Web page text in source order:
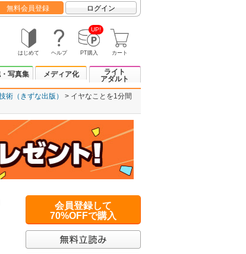
無料会員登録 ログイン
はじめて ヘルプ
UP!
PT購入 カート
写真集 メディア化
ライト
アダルト
術（きずな出版）
イヤなことを1分間
会員登録して
70%OFFで購入